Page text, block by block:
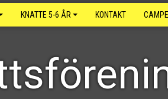
KNATTE 5-6 ÅR KONTAKT